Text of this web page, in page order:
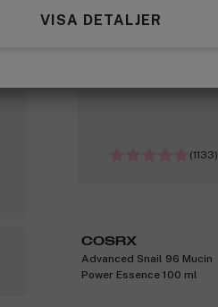
VISA DETALJER
(1133)
COSRX
Advanced Snail 96 Mucin
Power Essence 100 ml